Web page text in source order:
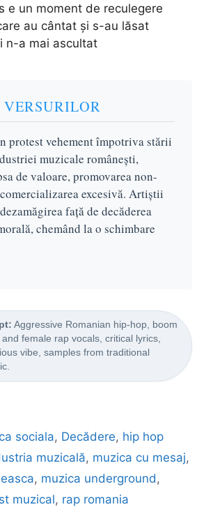
e un moment de reculegere
au cântat și s-au lăsat
n-a mai ascultat
VERSURILOR
protest vehement împotriva stării
muzicale românești,
de valoare, promovarea non-
excesivă. Artiștii
față de decăderea
chemând la o schimbare
Aggressive Romanian hip-hop, boom
female rap vocals, critical lyrics,
vibe, samples from traditional
sociala, Decădere, hip hop
muzicală, muzica cu mesaj,
, muzica underground,
muzical, rap romania